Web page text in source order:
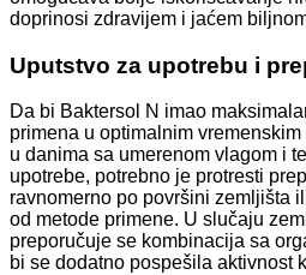
doprinosi zdravijem i jaćem
Uputstvo za upotrebu i
Da bi Baktersol N imao
primena u optimalnim
u danima sa umerenom vlagom i
upotrebe, potrebno je protresti
ravnomerno po površini zemljišta
od metode primene. U slučaju
preporučuje se kombinacija sa
bi se dodatno pospešila aktivnost